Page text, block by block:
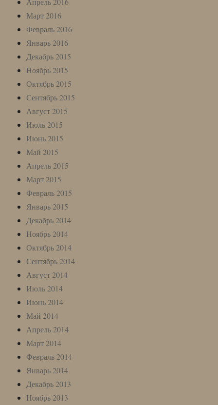
Март 2016
Февраль 2016
Январь 2016
Декабрь 2015
Ноябрь 2015
Октябрь 2015
Сентябрь 2015
Август 2015
Июль 2015
Июнь 2015
Май 2015
Апрель 2015
Март 2015
Февраль 2015
Январь 2015
Декабрь 2014
Ноябрь 2014
Октябрь 2014
Сентябрь 2014
Август 2014
Июль 2014
Июнь 2014
Май 2014
Апрель 2014
Март 2014
Февраль 2014
Январь 2014
Декабрь 2013
Ноябрь 2013